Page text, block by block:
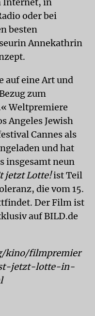
oder bei
besten
Annekathrin
auf eine Art und
zum
Weltpremiere
Angeles Jewish
Cannes als
und hat
insgesamt neun
jetzt Lotte!ist Teil
die vom 15.
Der Film ist
auf BILD.de
kino/filmpremier
jetzt-lotte-in-